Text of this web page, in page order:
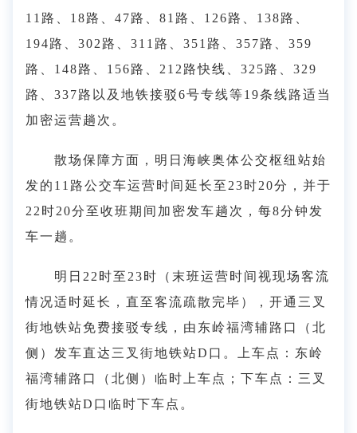
11路、18路、47路、81路、126路、138路、
194路、302路、311路、351路、357路、359
路、148路、156路、212路快线、325路、329
路、337路以及地铁接驳6号专线等19条线路适当
加密运营趟次。
散场保障方面，明日海峡奥体公交枢纽站始
发的11路公交车运营时间延长至23时20分，并于
22时20分至收班期间加密发车趟次，每8分钟发
车一趟。
明日22时至23时（末班运营时间视现场客流
情况适时延长，直至客流疏散完毕），开通三叉
街地铁站免费接驳专线，由东岭福湾辅路口（北
侧）发车直达三叉街地铁站D口。上车点：东岭
福湾辅路口（北侧）临时上车点；下车点：三叉
街地铁站D口临时下车点。